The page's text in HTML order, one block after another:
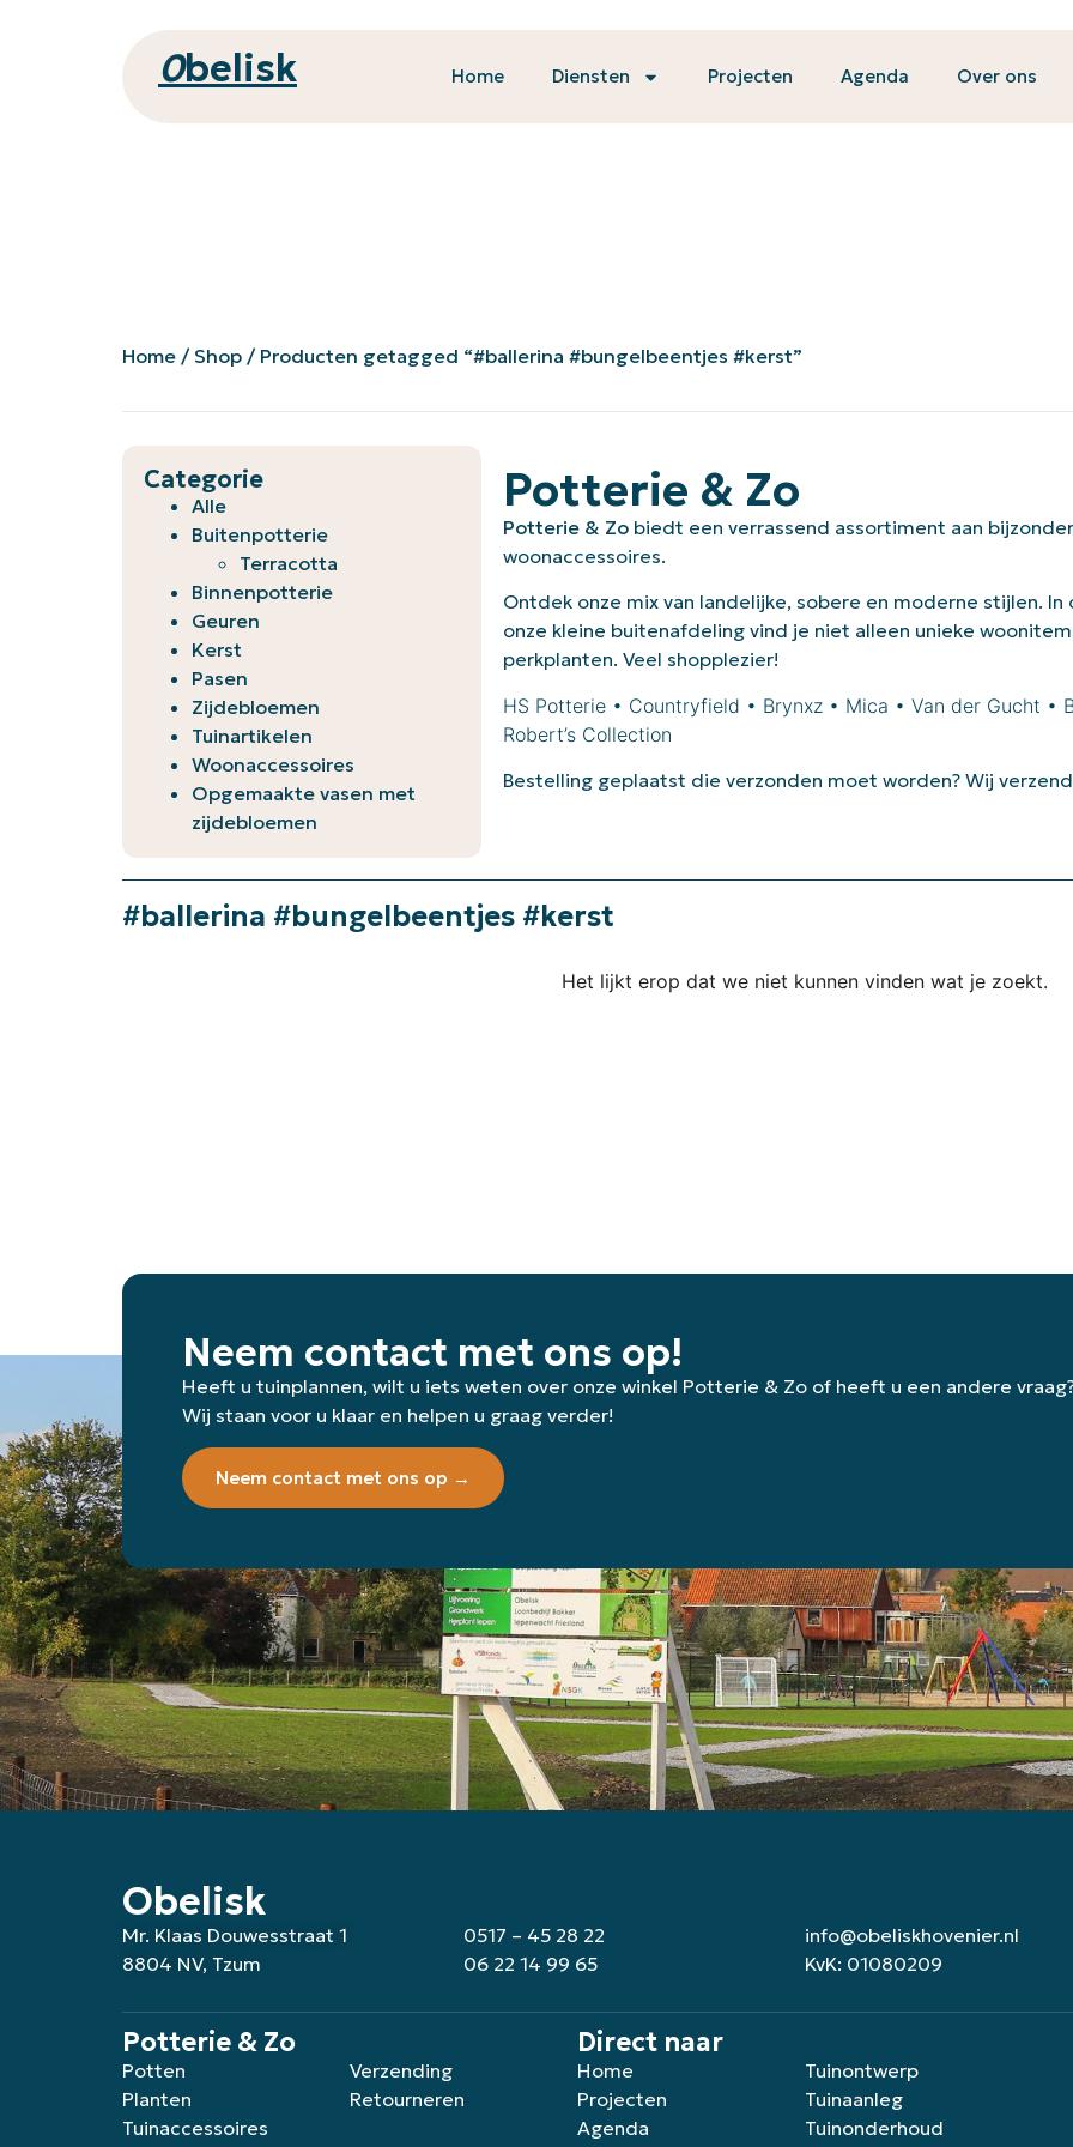
0belisk Home Diensten Projecten Agenda Over ons
Home / Shop / Producten getagged “#ballerina #bungelbeentjes #kerst”
Categorie
Alle
Buitenpotterie
Terracotta
Binnenpotterie
Geuren
Kerst
Pasen
Zijdebloemen
Tuinartikelen
Woonaccessoires
Opgemaakte vasen met
zijdebloemen
Potterie & Zo
Potterie & Zo biedt een verrassend assortiment aan
woonaccessoires.
Ontdek onze mix van landelijke, sobere en moderne stijlen.
onze kleine buitenafdeling vind je niet alleen unieke
perkplanten. Veel shopplezier!
HS Potterie • Countryfield • Brynxz • Mica • Van der Gucht •
Robert’s Collection
Bestelling geplaatst die verzonden moet worden? Wij
#ballerina #bungelbeentjes #kerst
Het lijkt erop dat we niet kunnen vinden wat je zoekt.
Neem contact met ons op!
Heeft u tuinplannen, wilt u iets weten over onze winkel Potterie & Zo of heeft u een andere
Wij staan voor u klaar en helpen u graag verder!
Neem contact met ons op →
Obelisk
Mr. Klaas Douwesstraat 1
8804 NV, Tzum
0517 – 45 28 22
06 22 14 99 65
info@obeliskhovenier.nl
KvK: 01080209
Potterie & Zo
Potten
Planten
Tuinaccessoires
Verzending
Retourneren
Direct naar
Home
Projecten
Agenda
Tuinontwerp
Tuinaanleg
Tuinonderhoud